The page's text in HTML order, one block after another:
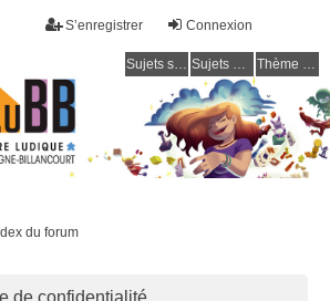
Connexion
S’enregistrer
Sujets sans réponse Sujets actifs Thème clair / foncé
du forum
de confidentialité